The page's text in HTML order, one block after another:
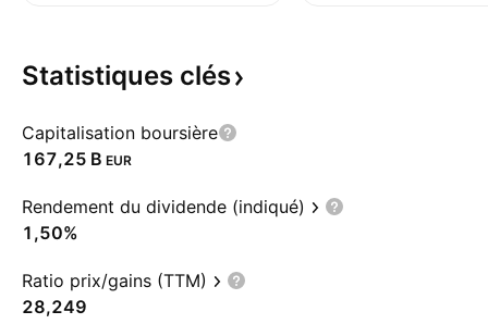
Statistiques clés
Capitalisation boursière
‪167,25 B‬ EUR
Rendement du dividende (indiqué)
1,50%
Ratio prix/gains (TTM)
28,249